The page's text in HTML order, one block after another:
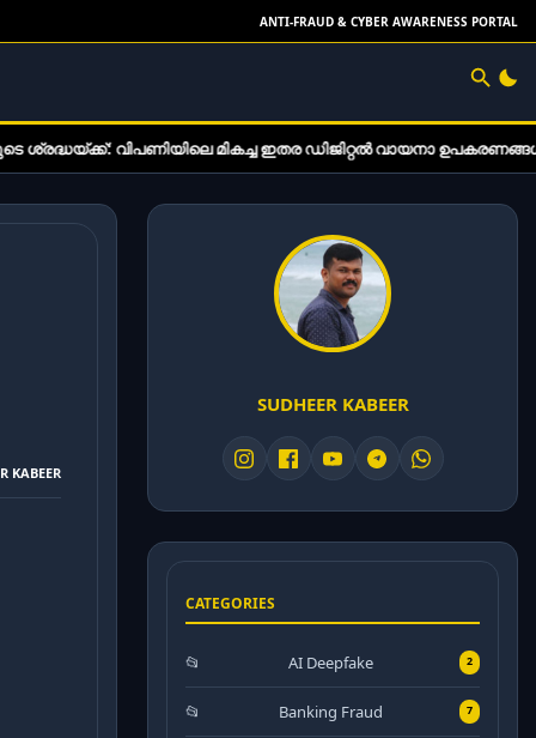
ANTI-FRAUD & CYBER AWARENESS PORTAL
മികച്ച ഇതര ഡിജിറ്റൽ വായനാ ഉപകരണങ്ങൾ
KABEER
SUDHEER KABEER
CATEGORIES
AI Deepfake 2
Banking Fraud 7